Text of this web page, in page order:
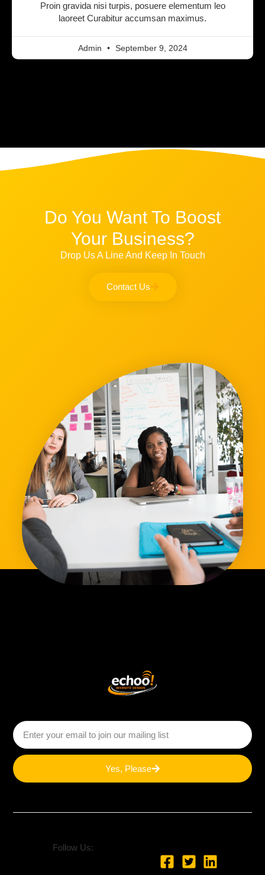
Proin gravida nisi turpis, posuere elementum leo
laoreet Curabitur accumsan maximus.
Admin September 9, 2024
Do You Want To Boost
Your Business?
Drop Us A Line And Keep In Touch
Contact Us
Yes, Please
Follow Us: